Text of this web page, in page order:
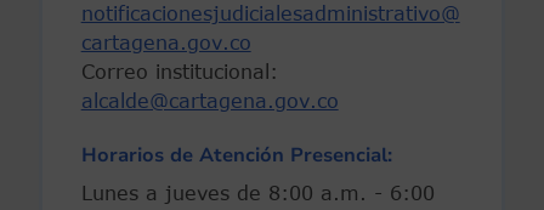
notificacionesjudicialesadministrativo@
cartagena.gov.co
Correo institucional:
alcalde@cartagena.gov.co
Horarios de Atención Presencial:
Lunes a jueves de 8:00 a.m. - 6:00